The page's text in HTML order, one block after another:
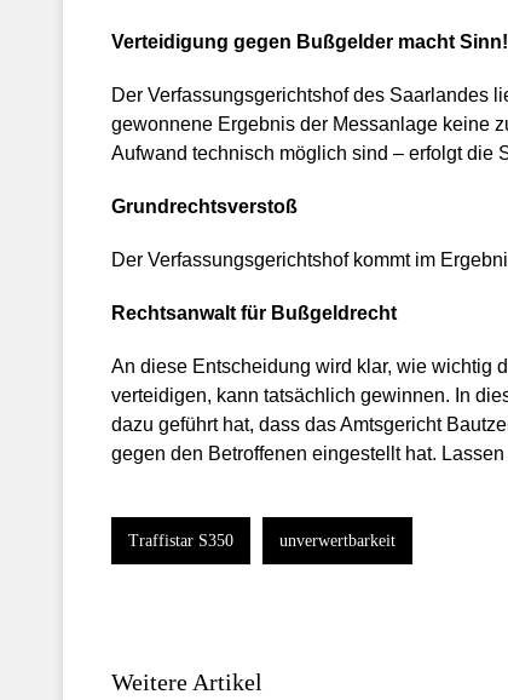
Verteidigung gegen Bußgelder macht Sinn!
Der Verfassungsgerichtshof des Saarlandes
gewonnene Ergebnis der Messanlage keine
Aufwand technisch möglich sind – erfolgt die
Grundrechtsverstoß
Der Verfassungsgerichtshof kommt im
Rechtsanwalt für Bußgeldrecht
An diese Entscheidung wird klar, wie wichtig
verteidigen, kann tatsächlich gewinnen. In
dazu geführt hat, dass das Amtsgericht
gegen den Betroffenen eingestellt hat.
Traffistar S350 unverwertbarkeit
Weitere Artikel